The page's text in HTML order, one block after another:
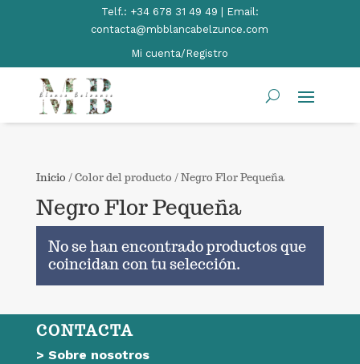
Telf.: +34 678 31 49 49 | Email:
contacta@mbblancabelzunce.com
Mi cuenta/Registro
Inicio / Color del producto / Negro Flor Pequeña
Negro Flor Pequeña
No se han encontrado productos que
coincidan con tu selección.
CONTACTA
> Sobre nosotros